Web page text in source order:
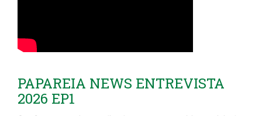
PAPAREIA NEWS ENTREVISTA
2026 EP1